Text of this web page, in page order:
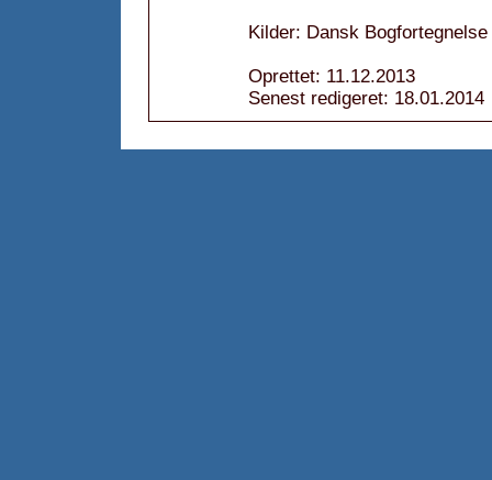
Kilder: Dansk Bogfortegnelse
Oprettet: 11.12.2013
Senest redigeret: 18.01.2014